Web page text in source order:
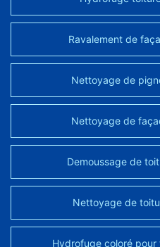
Ravalement de
Nettoyage de
Nettoyage de
Demoussage de
Nettoyage de
Hydrofuge coloré pour